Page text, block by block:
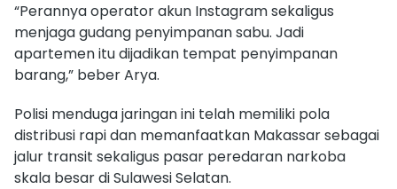
“Perannya operator akun Instagram sekaligus
menjaga gudang penyimpanan sabu. Jadi
apartemen itu dijadikan tempat penyimpanan
barang,” beber Arya.
Polisi menduga jaringan ini telah memiliki pola
distribusi rapi dan memanfaatkan Makassar sebagai
jalur transit sekaligus pasar peredaran narkoba
skala besar di Sulawesi Selatan.